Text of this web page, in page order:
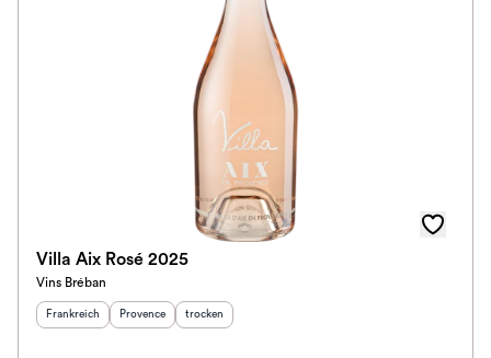
Villa Aix Rosé 2025
Vins Bréban
Herkunftsland
Frankreich Herkunftsregion:
Provence Geschmack
trocken